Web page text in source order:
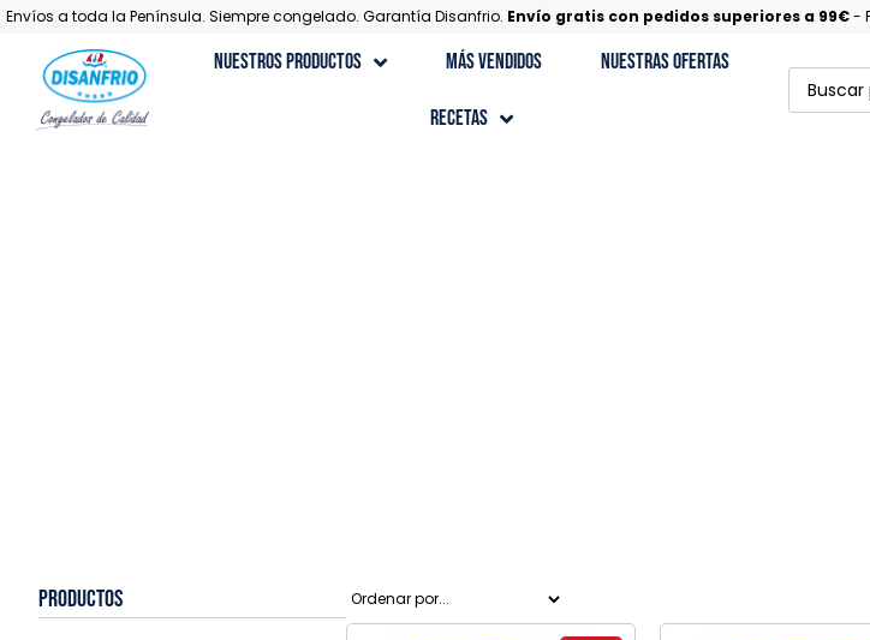
Envíos a toda la Península. Siempre congelado. Garantía Disanfrio. Envío gratis con pedidos superiores a 99€-
Nuestros Productos Más Vendidos Nuestras Ofertas
Recetas
Productos